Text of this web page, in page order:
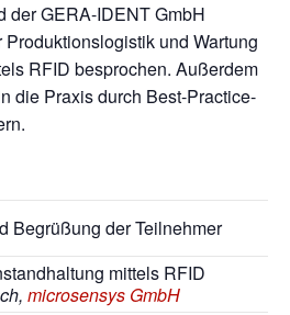
der GERA-IDENT GmbH
und Wartung
RFID besprochen. Außerdem
die Praxis durch Best-Practice-
Begrüßung der Teilnehmer
mittels RFID
microsensys GmbH